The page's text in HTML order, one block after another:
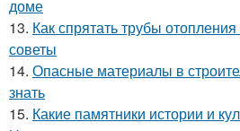
доме
13. Как спрятать трубы
советы
14. Опасные материалы в
знать
15. Какие памятники истории и